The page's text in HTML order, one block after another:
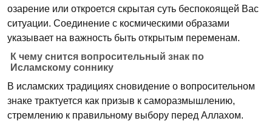
озарение или откроется скрытая суть беспокоящей Вас
ситуации. Соединение с космическими образами
указывает на важность быть открытым переменам.
К чему снится вопросительный знак по
Исламскому соннику
В исламских традициях сновидение о вопросительном
знаке трактуется как призыв к саморазмышлению,
стремлению к правильному выбору перед Аллахом.